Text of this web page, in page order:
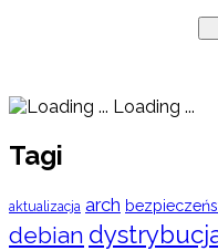
Loading ...
Tagi
aktualizacja arch
debian